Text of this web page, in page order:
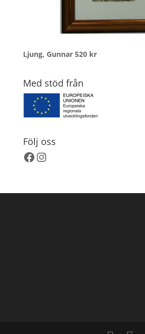
Ljung, Gunnar 520 kr
Med stöd från
Följ oss
Facebook
Instagram